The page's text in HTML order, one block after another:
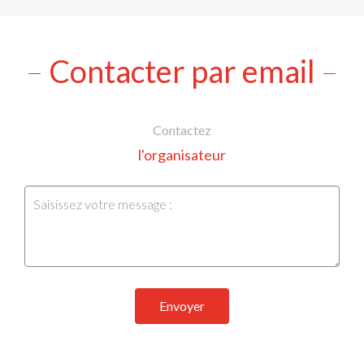
Contacter par email
Contactez
l'organisateur
Envoyer